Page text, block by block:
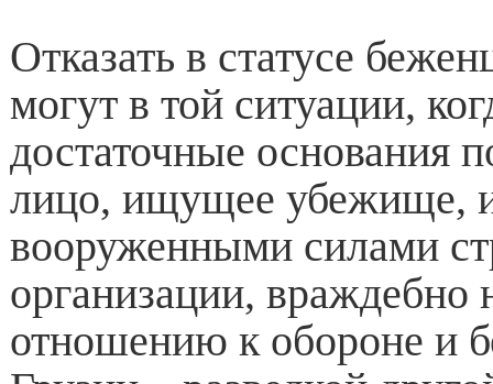
Отказать в статусе
могут в той ситуации,
достаточные основания
лицо, ищущее убежище,
вооруженными силами
организации, враждебно
отношению к обороне и